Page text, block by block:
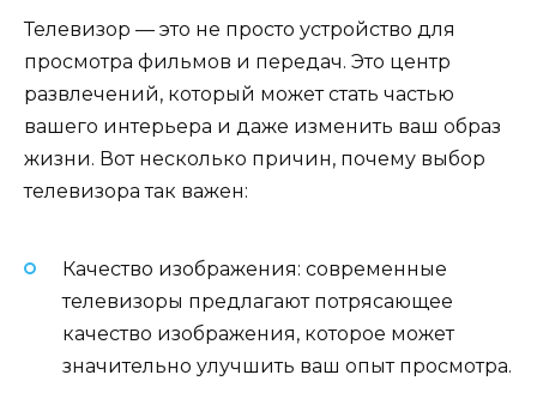
Телевизор — это не просто устройство для
просмотра фильмов и передач. Это центр
развлечений, который может стать частью
вашего интерьера и даже изменить ваш образ
жизни. Вот несколько причин, почему выбор
телевизора так важен:
Качество изображения: современные
телевизоры предлагают потрясающее
качество изображения, которое может
значительно улучшить ваш опыт просмотра.